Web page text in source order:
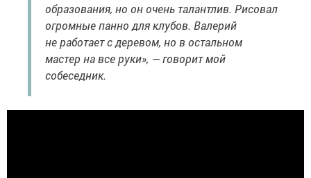
образования, но он очень талантлив. Рисовал
огромные панно для клубов. Валерий
не работает с деревом, но в остальном
мастер на все руки», — говорит мой
собеседник.